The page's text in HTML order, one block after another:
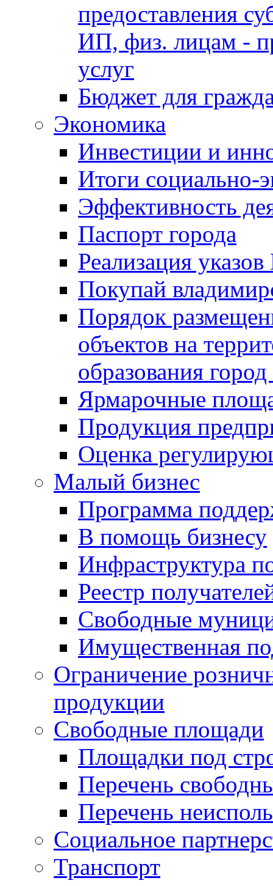
предоставления
ИП, физ. лицам -
услуг
Бюджет для
Экономика
Инвестиции и
Итоги социально-
Эффективность
Паспорт города
Реализация
Покупай
Порядок
объектов на
образования
Ярмарочные
Продукция
Оценка
Малый бизнес
Программа
В помощь бизнесу
Инфраструктура
Реестр
Свободные
Имущественная
Ограничение
продукции
Свободные площади
Площадки под
Перечень
Перечень
Социальное
Транспорт